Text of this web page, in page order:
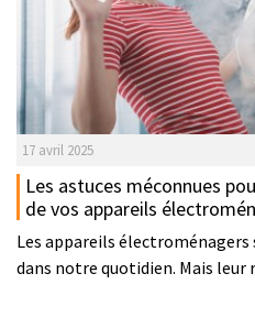
17 avril 2025
Les astuces méconnues
de vos appareils
Les appareils
dans notre quotidien. Mais leur